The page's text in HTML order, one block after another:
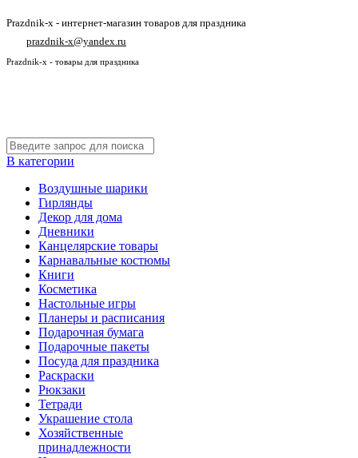
Prazdnik-x - интернет-магазин товаров для праздника
prazdnik-x@yandex.ru
Prazdnik-x - товары для праздника
В категории
Воздушные шарики
Гирлянды
Декор для дома
Дневники
Канцелярские товары
Карнавальные костюмы
Книги
Косметика
Настольные игры
Планеры и расписания
Подарочная бумага
Подарочные пакеты
Посуда для праздника
Раскраски
Рюкзаки
Тетради
Украшение стола
Хозяйственные
принадлежности